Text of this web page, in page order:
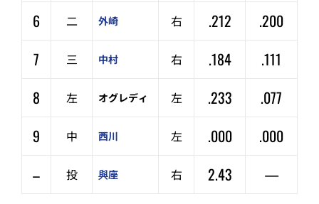
6
二 外崎 右 .212
.200
7
三 中村 右 .184
.111
8
左 オグレディ 左 .233
.077
9
中 西川 左 .000
.000
–
投 與座 右 2.43 —